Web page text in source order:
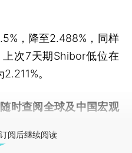
，降至2.488%，同样
次7天期Shibor低位在
。
随时查阅全球及中国宏观
阅后继续阅读